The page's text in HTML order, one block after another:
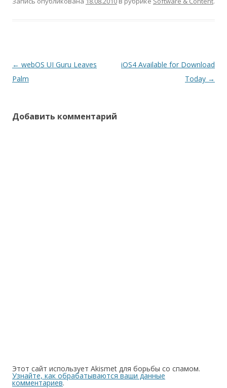
Навигация
по
← webOS UI Guru Leaves
Palm
iOS4 Available for Download
Today →
Добавить комментарий
Этот сайт использует Akismet для борьбы со спамом.
Узнайте, как обрабатываются ваши данные
комментариев.